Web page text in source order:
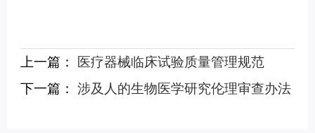
上一篇：
医疗器械临床试验质量管理规范
下一篇：
涉及人的生物医学研究伦理审查办法